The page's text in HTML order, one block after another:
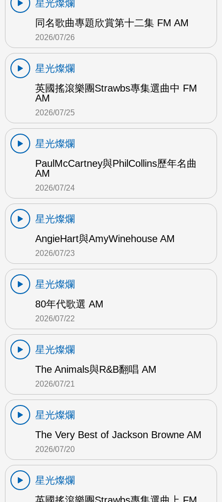
星光燦爛
同名歌曲專題欣賞第十二集 FM AM
2026/07/26
星光燦爛
英國搖滾樂團Strawbs專集選曲中 FM
AM
2026/07/25
星光燦爛
PaulMcCartney與PhilCollins歷年名曲
AM
2026/07/24
星光燦爛
AngieHart與AmyWinehouse AM
2026/07/23
星光燦爛
80年代歌選 AM
2026/07/22
星光燦爛
The Animals與R&B翻唱 AM
2026/07/21
星光燦爛
The Very Best of Jackson Browne AM
2026/07/20
星光燦爛